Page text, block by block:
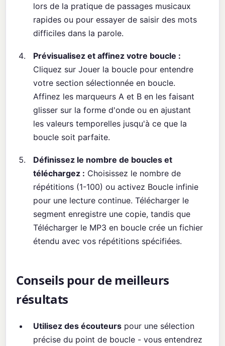
lors de la pratique de passages musicaux
rapides ou pour essayer de saisir des mots
difficiles dans la parole.
Prévisualisez et affinez votre boucle :
Cliquez sur Jouer la boucle pour entendre
votre section sélectionnée en boucle.
Affinez les marqueurs A et B en les faisant
glisser sur la forme d'onde ou en ajustant
les valeurs temporelles jusqu'à ce que la
boucle soit parfaite.
Définissez le nombre de boucles et
téléchargez : Choisissez le nombre de
répétitions (1-100) ou activez Boucle infinie
pour une lecture continue. Télécharger le
segment enregistre une copie, tandis que
Télécharger le MP3 en boucle crée un fichier
étendu avec vos répétitions spécifiées.
Conseils pour de meilleurs
résultats
Utilisez des écouteurs pour une sélection
précise du point de boucle - vous entendrez